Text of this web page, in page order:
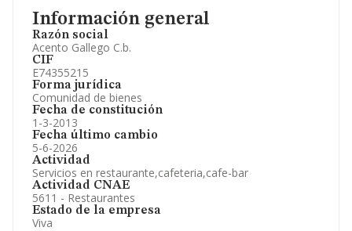
Información general
Razón social
Acento Gallego C.b.
CIF
E74355215
Forma jurídica
Comunidad de bienes
Fecha de constitución
1-3-2013
Fecha último cambio
5-6-2026
Actividad
Servicios en restaurante,cafeteria,cafe-bar
Actividad CNAE
5611 - Restaurantes
Estado de la empresa
Viva
Información oficial y registral complementaria.